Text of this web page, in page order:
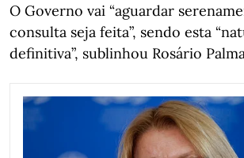
O Governo vai “aguardar
consulta seja feita”, sendo esta
definitiva”, sublinhou Rosário